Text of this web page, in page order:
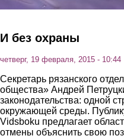
И без охраны
четверг, 19 февраля, 2015 - 10:44
Секретарь рязанского
общества» Андрей
законодательства: одной
окружающей среды.
Vidsboku предлагает
отмены объяснить свою